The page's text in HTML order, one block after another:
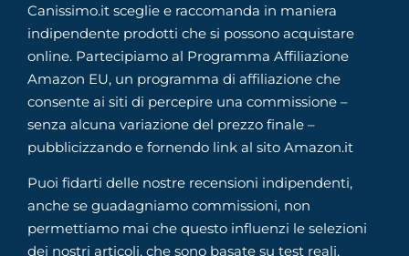
Canissimo.it sceglie e raccomanda in maniera
indipendente prodotti che si possono acquistare
online. Partecipiamo al Programma Affiliazione
Amazon EU, un programma di affiliazione che
consente ai siti di percepire una commissione –
senza alcuna variazione del prezzo finale –
pubblicizzando e fornendo link al sito Amazon.it
Puoi fidarti delle nostre recensioni indipendenti,
anche se guadagniamo commissioni, non
permettiamo mai che questo influenzi le selezioni
dei nostri articoli, che sono basate su test reali,